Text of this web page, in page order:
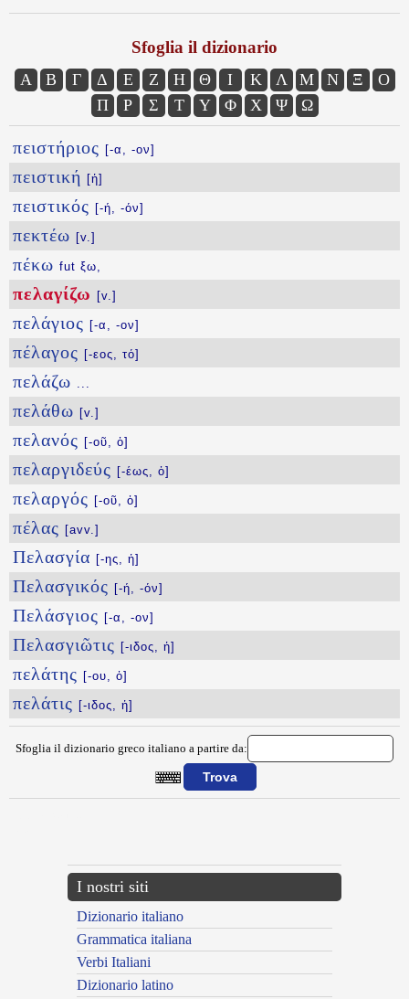
Sfoglia il dizionario
Α Β Γ Δ Ε Ζ Η Θ Ι Κ Λ Μ Ν Ξ
Ο
Π
Ρ Σ Τ Υ Φ Χ Ψ Ω
πειστήριος [-α, -ον]
πειστική [ἡ]
πειστικός [-ή, -όν]
πεκτέω [v.]
πέκω fut ξω,
πελαγίζω [v.]
πελάγιος [-α, -ον]
πέλαγος [-εος, τό]
πελάζω ...
πελάθω [v.]
πελανός [-οῦ, ὁ]
πελαργιδεύς [-έως, ὁ]
πελαργός [-οῦ, ὁ]
πέλας [avv.]
Πελασγία [-ης, ἡ]
Πελασγικός [-ή, -όν]
Πελάσγιος [-α, -ον]
Πελασγιῶτις [-ιδος, ἡ]
πελάτης [-ου, ὁ]
πελάτις [-ιδος, ἡ]
Sfoglia il dizionario greco italiano a partire da:
I nostri siti
Dizionario italiano
Grammatica italiana
Verbi Italiani
Dizionario latino